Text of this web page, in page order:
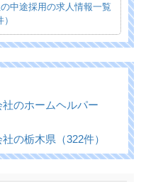
中途採用の求人情報一覧
のホームヘルパー
の栃木県（322件）